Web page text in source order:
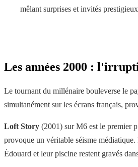
mêlant surprises et invités
Les années 2000 :
Le tournant du millénaire bouleverse le
simultanément sur les écrans français,
Loft Story (2001) sur M6 est le premier
provoque un véritable séisme
Édouard et leur piscine restent gravés